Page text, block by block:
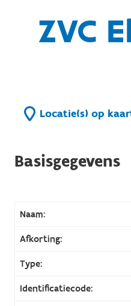
ZVC
Locatie(s) op
Basisgegevens
Naam:
Afkorting:
Type:
Identificatiecode: